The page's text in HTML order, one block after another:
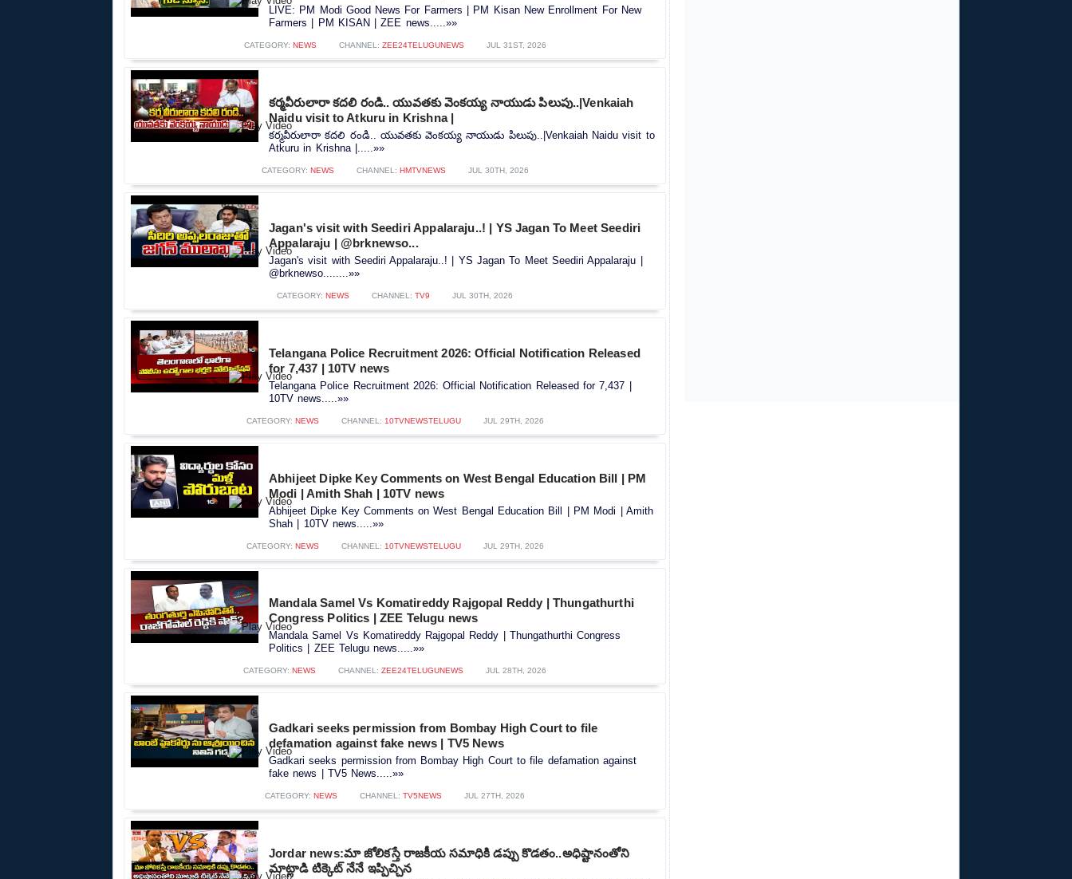
LIVE: PM Modi Good News For Farmers | PM Kisan New Enrollment For New
Farmers | PM KISAN | ZEE news.....»»
CATEGORY: NEWS CHANNEL: ZEE24TELUGUNEWS JUL 31ST, 2026
కర్మవీరులారా కదలి రండి.. యువతకు వెంకయ్య నాయుడు పిలుపు..|Venkaiah
Naidu visit to Atkuru in Krishna |
కర్మవీరులారా కదలి రండి.. యువతకు వెంకయ్య నాయుడు పిలుపు..|Venkaiah Naidu visit to
Atkuru in Krishna |.....»»
CATEGORY: NEWS CHANNEL: HMTVNEWS JUL 30TH, 2026
Jagan's visit with Seediri Appalaraju..! | YS Jagan To Meet Seediri
Appalaraju | @brknewso...
Jagan's visit with Seediri Appalaraju..! | YS Jagan To Meet Seediri Appalaraju |
@brknewso........»»
CATEGORY: NEWS CHANNEL: TV9 JUL 30TH, 2026
Telangana Police Recruitment 2026: Official Notification Released
for 7,437 | 10TV news
Telangana Police Recruitment 2026: Official Notification Released for 7,437 |
10TV news.....»»
CATEGORY: NEWS CHANNEL: 10TVNEWSTELUGU JUL 29TH, 2026
Abhijeet Dipke Key Comments on West Bengal Education Bill | PM
Modi | Amith Shah | 10TV news
Abhijeet Dipke Key Comments on West Bengal Education Bill | PM Modi | Amith
Shah | 10TV news.....»»
CATEGORY: NEWS CHANNEL: 10TVNEWSTELUGU JUL 29TH, 2026
Mandala Samel Vs Komatireddy Rajgopal Reddy | Thungathurthi
Congress Politics | ZEE Telugu news
Mandala Samel Vs Komatireddy Rajgopal Reddy | Thungathurthi Congress
Politics | ZEE Telugu news.....»»
CATEGORY: NEWS CHANNEL: ZEE24TELUGUNEWS JUL 28TH, 2026
Gadkari seeks permission from Bombay High Court to file
defamation against fake news | TV5 News
Gadkari seeks permission from Bombay High Court to file defamation against
fake news | TV5 News.....»»
CATEGORY: NEWS CHANNEL: TV5NEWS JUL 27TH, 2026
Jordar news:మా జోలికస్తే రాజకీయ సమాధికి డప్పు కొడతం..అధిష్టానంతోని
మాట్లాడి టిక్కెట్ నేనే ఇప్పిచ్చిన